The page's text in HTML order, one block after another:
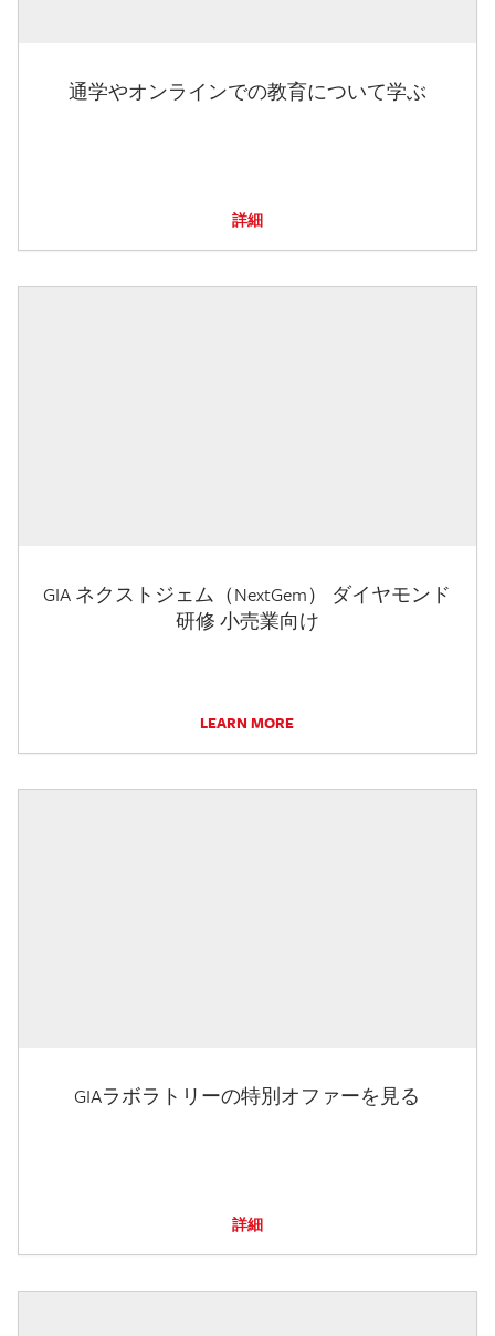
通学やオンラインでの教育について学ぶ
詳細
GIA ネクストジェム（NextGem） ダイヤモンド
研修 小売業向け
LEARN MORE
GIAラボラトリーの特別オファーを見る
詳細